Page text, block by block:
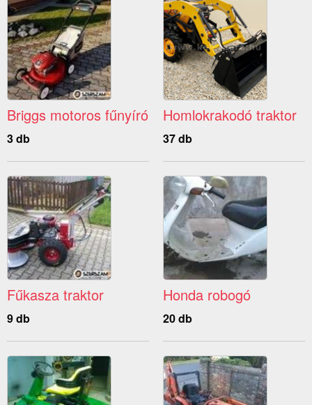
Briggs motoros fűnyíró
3 db
Homlokrakodó traktor
37 db
Fűkasza traktor
9 db
Honda robogó
20 db